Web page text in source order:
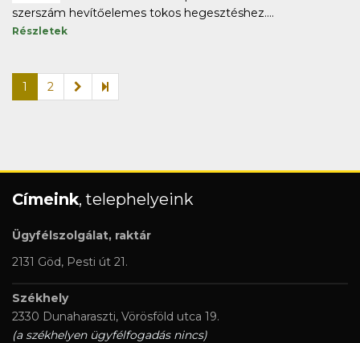
szerszám hevítőelemes tokos hegesztéshez....
Részletek
1 2
Címeink, telephelyeink
Ügyfélszolgálat, raktár
2131 Göd, Pesti út 21.
Székhely
2330 Dunaharaszti, Vörösföld utca 19.
(a székhelyen ügyfélfogadás nincs)